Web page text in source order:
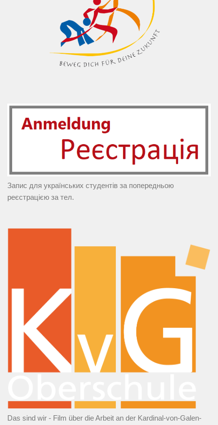
Запис для українських студентів за попередньою
реєстрацією за тел.
Das sind wir - Film über die Arbeit an der Kardinal-von-Galen-